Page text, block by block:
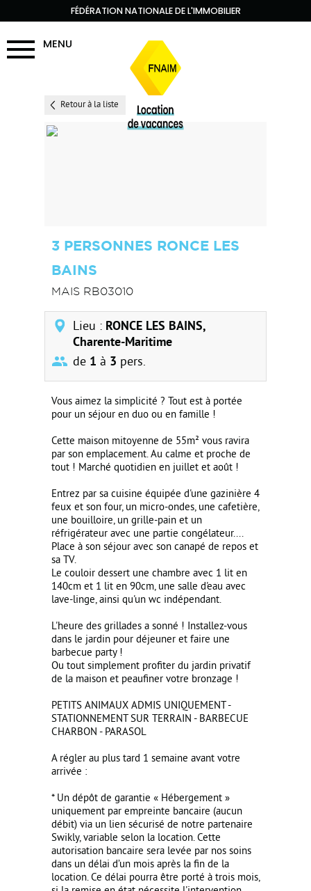
FÉDÉRATION NATIONALE DE L'IMMOBILIER
MENU
Retour à la liste
3 PERSONNES RONCE LES
BAINS
MAIS RB03010
Lieu : RONCE LES BAINS,
Charente-Maritime
de 1 à 3 pers.
Vous aimez la simplicité ? Tout est à portée
pour un séjour en duo ou en famille !
Cette maison mitoyenne de 55m² vous ravira
par son emplacement. Au calme et proche de
tout ! Marché quotidien en juillet et août !
Entrez par sa cuisine équipée d'une gazinière 4
feux et son four, un micro-ondes, une cafetière,
une bouilloire, un grille-pain et un
réfrigérateur avec une partie congélateur....
Place à son séjour avec son canapé de repos et
sa TV.
Le couloir dessert une chambre avec 1 lit en
140cm et 1 lit en 90cm, une salle d'eau avec
lave-linge, ainsi qu'un wc indépendant.
L'heure des grillades a sonné ! Installez-vous
dans le jardin pour déjeuner et faire une
barbecue party !
Ou tout simplement profiter du jardin privatif
de la maison et peaufiner votre bronzage !
PETITS ANIMAUX ADMIS UNIQUEMENT -
STATIONNEMENT SUR TERRAIN - BARBECUE
CHARBON - PARASOL
A régler au plus tard 1 semaine avant votre
arrivée :
* Un dépôt de garantie « Hébergement »
uniquement par empreinte bancaire (aucun
débit) via un lien sécurisé de notre partenaire
Swikly, variable selon la location. Cette
autorisation bancaire sera levée par nos soins
dans un délai d’un mois après la fin de la
location. Ce délai pourra être porté à trois mois,